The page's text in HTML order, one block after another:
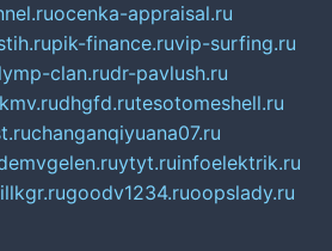
ocenka-appraisal.ru
pik-finance.ruvip-surfing.ru
clan.rudr-pavlush.ru
dhgfd.rutesotomeshell.ru
changanqiyuana07.ru
ytyt.ruinfoelektrik.ru
goodv1234.ruoopslady.ru